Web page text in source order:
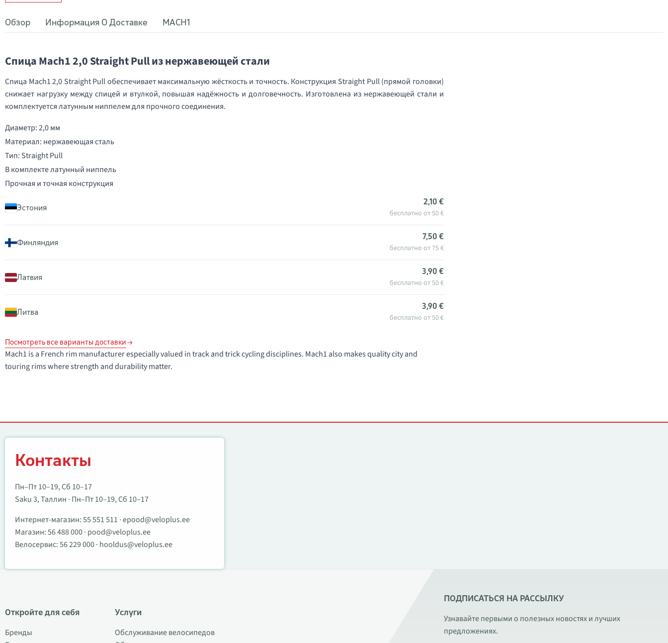
Обзор Информация О Доставке MACH1
Спица Mach1 2,0 Straight Pull из нержавеющей стали
Спица Mach1 2,0 Straight Pull обеспечивает максимальную жёсткость и точность. Конструкция Straight Pull (прямой головки)
снижает нагрузку между спицей и втулкой, повышая надёжность и долговечность. Изготовлена из нержавеющей стали и
комплектуется латунным ниппелем для прочного соединения.
Диаметр: 2,0 мм
Материал: нержавеющая сталь
Тип: Straight Pull
В комплекте латунный ниппель
Прочная и точная конструкция
Эстония
2,10 €
бесплатно от 50 €
Финляндия
7,50 €
бесплатно от 75 €
Латвия
3,90 €
бесплатно от 50 €
Литва
3,90 €
бесплатно от 50 €
Посмотреть все варианты доставки
Mach1 is a French rim manufacturer especially valued in track and trick cycling disciplines. Mach1 also makes quality city and
touring rims where strength and durability matter.
Контакты
Пн–Пт 10–19, Сб 10–17
Saku 3, Таллин · Пн–Пт 10–19, Сб 10–17
Интернет-магазин:55 551 511 ·epood@veloplus.ee
Магазин:56 488 000· pood@veloplus.ee
Велосервис:56 229 000· hooldus@veloplus.ee
Откройте для себя
Бренды
Услуги
Обслуживание велосипедов
ПОДПИСАТЬСЯ НА РАССЫЛКУ
Узнавайте первыми о полезных новостях и лучших
предложениях.